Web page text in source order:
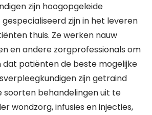
zijn hoogopgeleide
zijn in het leveren
thuis. Ze werken nauw
en andere zorgprofessionals om
patiënten de beste mogelijke
zijn getraind
soorten behandelingen uit te
wondzorg, infusies en injecties,